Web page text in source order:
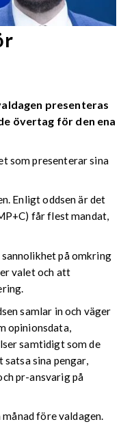
presenteras
övertag för den ena
som presenterar sina
Enligt oddsen är det
får flest mandat,
på omkring
valet och att
samlar in och väger
opinionsdata,
samtidigt som de
sina pengar,
pr-ansvarig på
före valdagen.